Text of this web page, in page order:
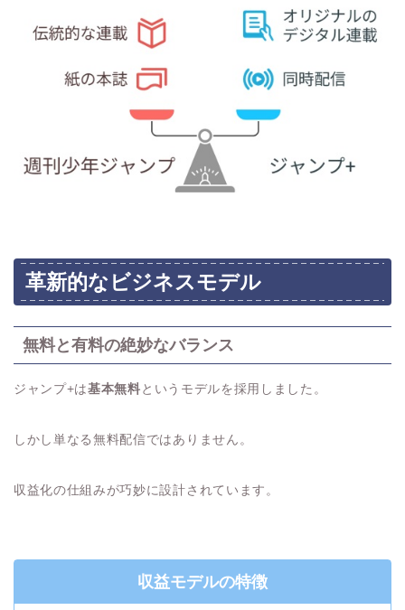
革新的なビジネスモデル
無料と有料の絶妙なバランス
ジャンプ+は基本無料 というモデルを採用しました。
しかし単なる無料配信ではありません。
収益化の仕組みが巧妙に設計されています。
収益モデルの特徴